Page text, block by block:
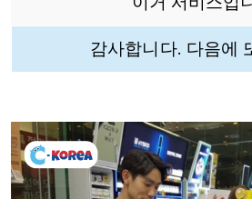
감사합니다. 다음에